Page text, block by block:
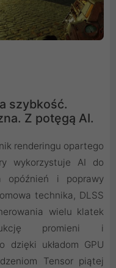
szybkość.
Z potęgą AI.
renderingu opartego
wykorzystuje AI do
opóźnień i poprawy
technika, DLSS
wielu klatek
promieni i
dzięki układom GPU
Tensor piątej